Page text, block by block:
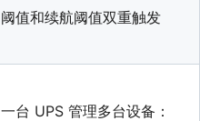
阈值和续航阈值双重触发
一台 UPS 管理多台设备：